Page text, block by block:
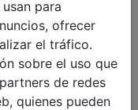
para
ofrecer
el tráfico.
sobre el uso que
de redes
quienes pueden